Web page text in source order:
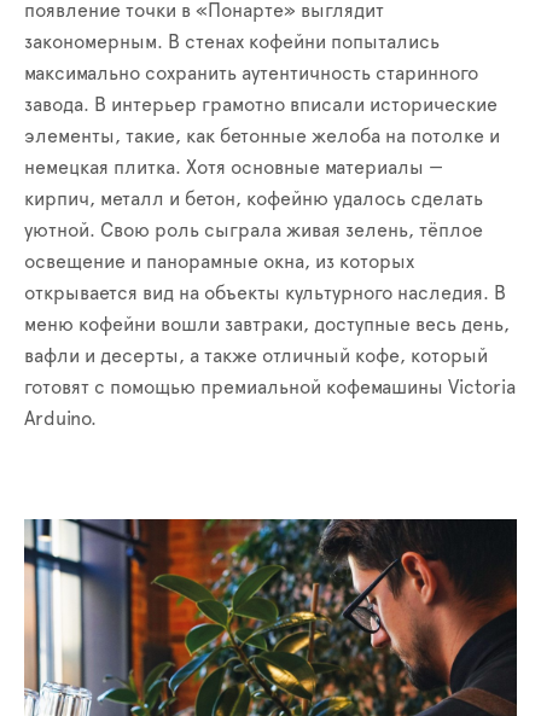
появление точки в «Понарте» выглядит
закономерным. В стенах кофейни попытались
максимально сохранить аутентичность старинного
завода. В интерьер грамотно вписали исторические
элементы, такие, как бетонные желоба на потолке и
немецкая плитка. Хотя основные материалы —
кирпич, металл и бетон, кофейню удалось сделать
уютной. Свою роль сыграла живая зелень, тёплое
освещение и панорамные окна, из которых
открывается вид на объекты культурного наследия. В
меню кофейни вошли завтраки, доступные весь день,
вафли и десерты, а также отличный кофе, который
готовят с помощью премиальной кофемашины Victoria
Arduino.